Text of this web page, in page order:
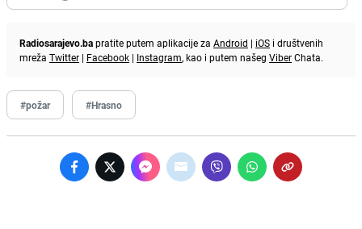
Radiosarajevo.bapratite putem aplikacije za Android | iOS i društvenih
mreža Twitter | Facebook | Instagram, kao i putem našeg ViberChata.
#požar #Hrasno